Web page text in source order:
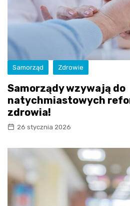
Samorząd Zdrowie
Samorządy wzywają do
natychmiastowych
zdrowia!
26 stycznia 2026